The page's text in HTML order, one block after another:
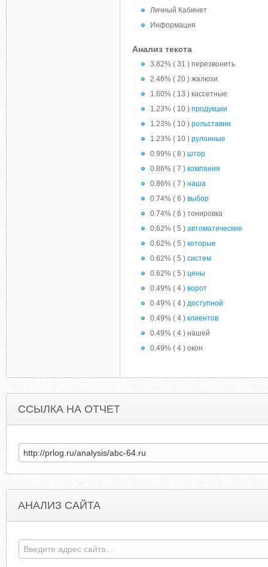
Личный Кабинет
Информация
Анализ текста
3.82% ( 31 ) перезвонить
2.46% ( 20 ) жалюзи
1.60% ( 13 ) кассетные
1.23% ( 10 ) продукции
1.23% ( 10 ) рольставни
1.23% ( 10 ) рулонные
0.99% ( 8 ) штор
0.86% ( 7 ) компания
0.86% ( 7 ) наша
0.74% ( 6 ) выбор
0.74% ( 6 ) тонировка
0.62% ( 5 ) автоматические
0.62% ( 5 ) которые
0.62% ( 5 ) систем
0.62% ( 5 ) цены
0.49% ( 4 ) ворот
0.49% ( 4 ) доступной
0.49% ( 4 ) клиентов
0.49% ( 4 ) нашей
0.49% ( 4 ) окон
ССЫЛКА НА ОТЧЕТ
АНАЛИЗ САЙТА